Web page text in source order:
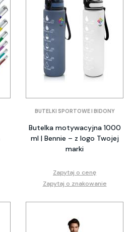
BUTELKI SPORTOWE I BIDONY
Butelka motywacyjna 1000
ml | Bennie – z logo Twojej
marki
Zapytaj o cenę
Zapytaj o znakowanie